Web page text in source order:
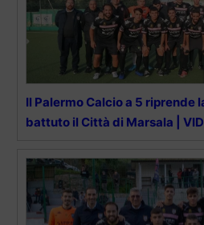
Il Palermo Calcio a 5 riprende
battuto il Città di Marsala |